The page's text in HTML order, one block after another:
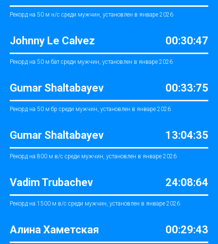
Рекорд на 50 м н/с среди мужчин, установлен в январе 2026
Johnny Le Calvez 00:30:47
Рекорд на 50 м бат среди мужчин, установлен в январе 2026
Gumar Shaltabayev 00:33:75
Рекорд на 50 м бр среди мужчин, установлен в январе 2026
Gumar Shaltabayev 13:04:35
Рекорд на 800 м в/с среди мужчин, установлен в январе 2026
Vadim Trubachev 24:08:64
Рекорд на 1500 м в/с среди мужчин, установлен в январе 2026
Алина Хаметская 00:29:43